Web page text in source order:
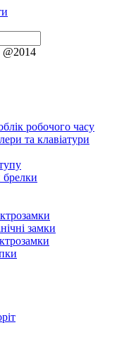
@2014
робочого часу
та клавіатури
брелки
замки